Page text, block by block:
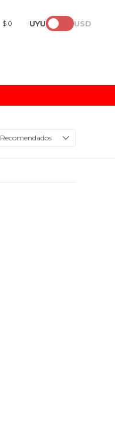
$ 0 UYU USD
Recomendados